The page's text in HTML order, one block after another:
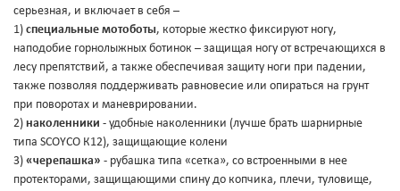
серьезная, и включает в себя –
1) специальные мотоботы, которые жестко фиксируют ногу,
наподобие горнолыжных ботинок – защищая ногу от встречающихся в
лесу препятствий, а также обеспечивая защиту ноги при падении,
также позволяя поддерживать равновесие или опираться на грунт
при поворотах и маневрировании.
2) наколенники - удобные наколенники (лучше брать шарнирные
типа SCOYCO К12), защищающие колени
3) «черепашка» - рубашка типа «сетка», со встроенными в нее
протекторами, защищающими спину до копчика, плечи, туловище,